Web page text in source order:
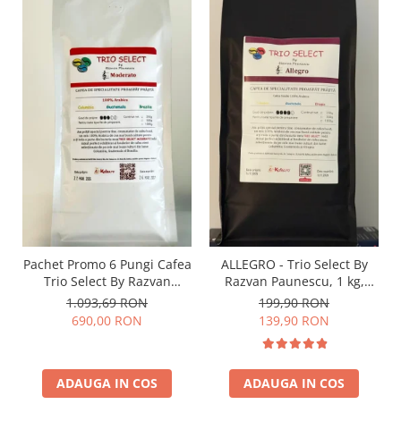
Pachet Promo 6 Pungi Cafea
Trio Select By Razvan
Paunescu - Moderato -1kg
1.093,69 RON
690,00 RON
ADAUGA IN COS
ALLEGRO - Trio Select By
Razvan Paunescu, 1 kg,
100% Arabica, (Columbia,
Guatemala, Etiopia)
199,90 RON
139,90 RON
ADAUGA IN COS